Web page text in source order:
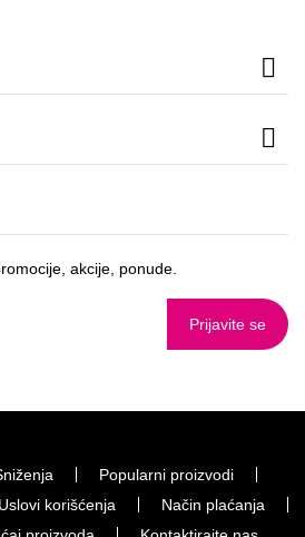


akcije, ponude.
Prijavite se
Popularni proizvodi
Uslovi korišćenja
Način plaćanja